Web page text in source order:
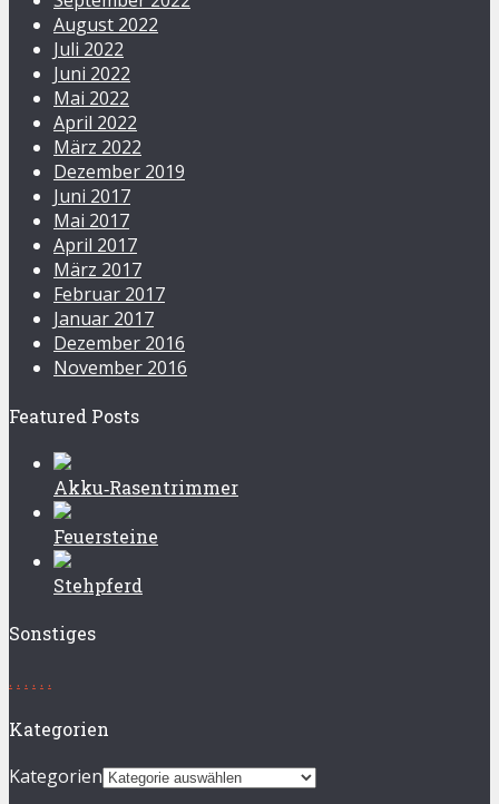
August 2022
Juli 2022
Juni 2022
Mai 2022
April 2022
März 2022
Dezember 2019
Juni 2017
Mai 2017
April 2017
März 2017
Februar 2017
Januar 2017
Dezember 2016
November 2016
Featured Posts
Akku‑Rasentrimmer
Feuersteine
Stehpferd
Sonstiges
. . . . . .
Kategorien
Kategorien